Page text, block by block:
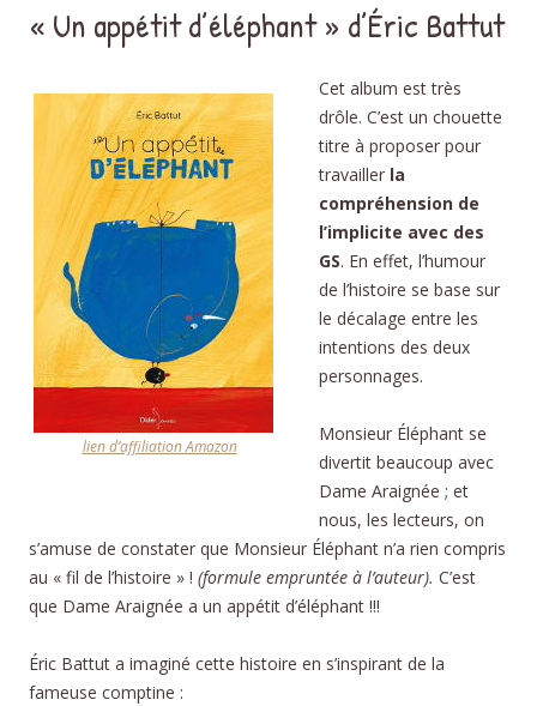
« Un appétit d’éléphant » d’Éric Battut
lien d’affiliation Amazon
Cet album est très
drôle. C’est un chouette
titre à proposer pour
travailler la
compréhension de
l’implicite avec des
GS. En effet, l’humour
de l’histoire se base sur
le décalage entre les
intentions des deux
personnages.
Monsieur Éléphant se
divertit beaucoup avec
Dame Araignée ; et
nous, les lecteurs, on
s’amuse de constater que Monsieur Éléphant n’a rien compris
au « fil de l’histoire » ! (formule empruntée à l’auteur). C’est
que Dame Araignée a un appétit d’éléphant !!!
Éric Battut a imaginé cette histoire en s’inspirant de la
fameuse comptine :